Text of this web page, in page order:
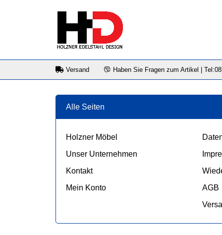
Versand Haben Sie Fragen zum Artikel |
Alle Seiten
Holzner Möbel
Unser Unternehmen
Kontakt
Mein Konto
AGB